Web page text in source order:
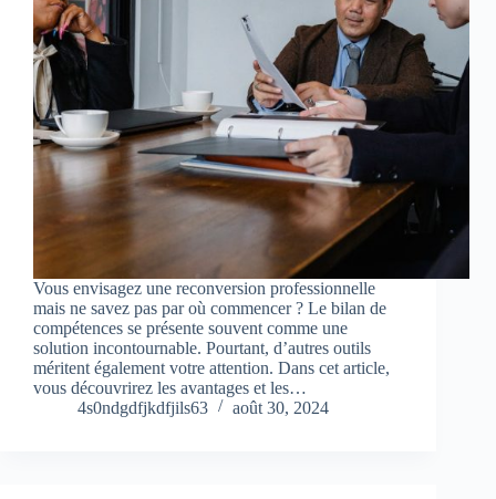
Vous envisagez une reconversion professionnelle
mais ne savez pas par où commencer ? Le bilan de
compétences se présente souvent comme une
solution incontournable. Pourtant, d’autres outils
méritent également votre attention. Dans cet article,
vous découvrirez les avantages et les…
4s0ndgdfjkdfjils63
août 30, 2024